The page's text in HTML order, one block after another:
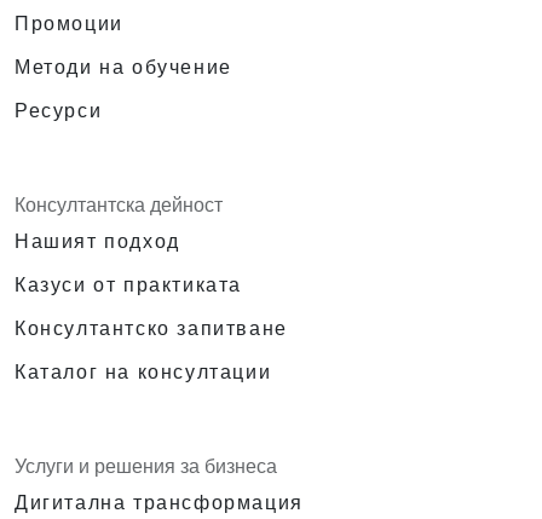
Промоции
Методи на обучение
Ресурси
Консултантска дейност
Нашият подход
Казуси от практиката
Консултантско запитване
Каталог на консултации
Услуги и решения за бизнеса
Дигитална трансформация